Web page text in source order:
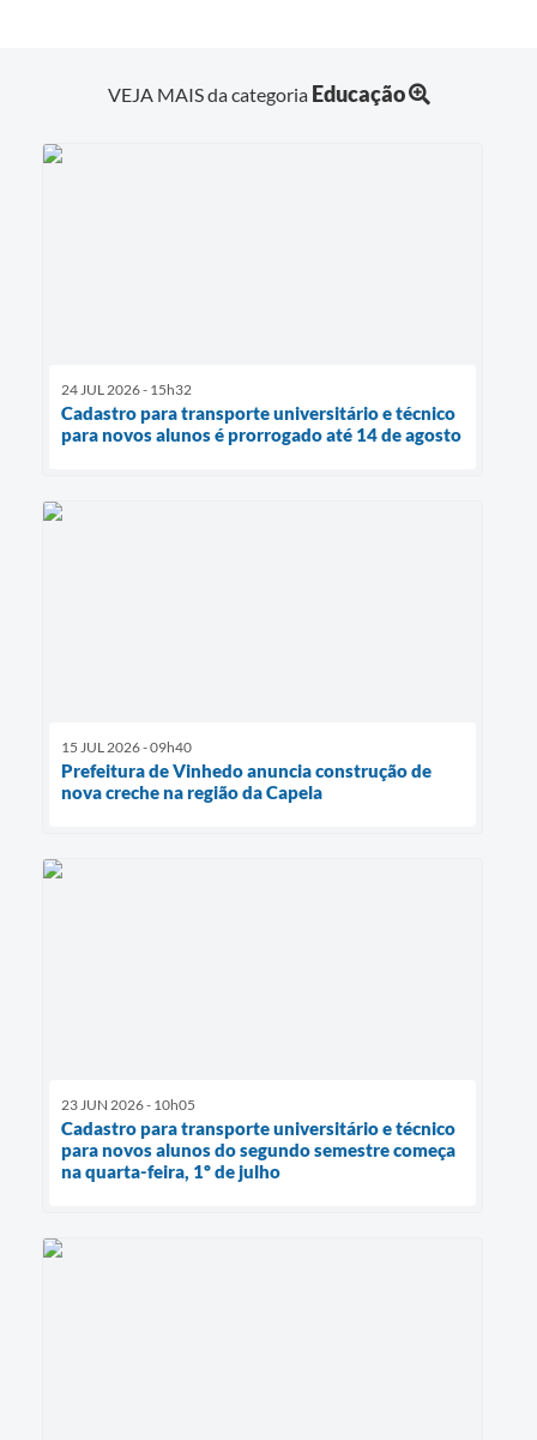
VEJA MAIS da categoria Educação
24 JUL 2026 - 15h32
Cadastro para transporte universitário e técnico
para novos alunos é prorrogado até 14 de agosto
15 JUL 2026 - 09h40
Prefeitura de Vinhedo anuncia construção de
nova creche na região da Capela
23 JUN 2026 - 10h05
Cadastro para transporte universitário e técnico
para novos alunos do segundo semestre começa
na quarta-feira, 1º de julho